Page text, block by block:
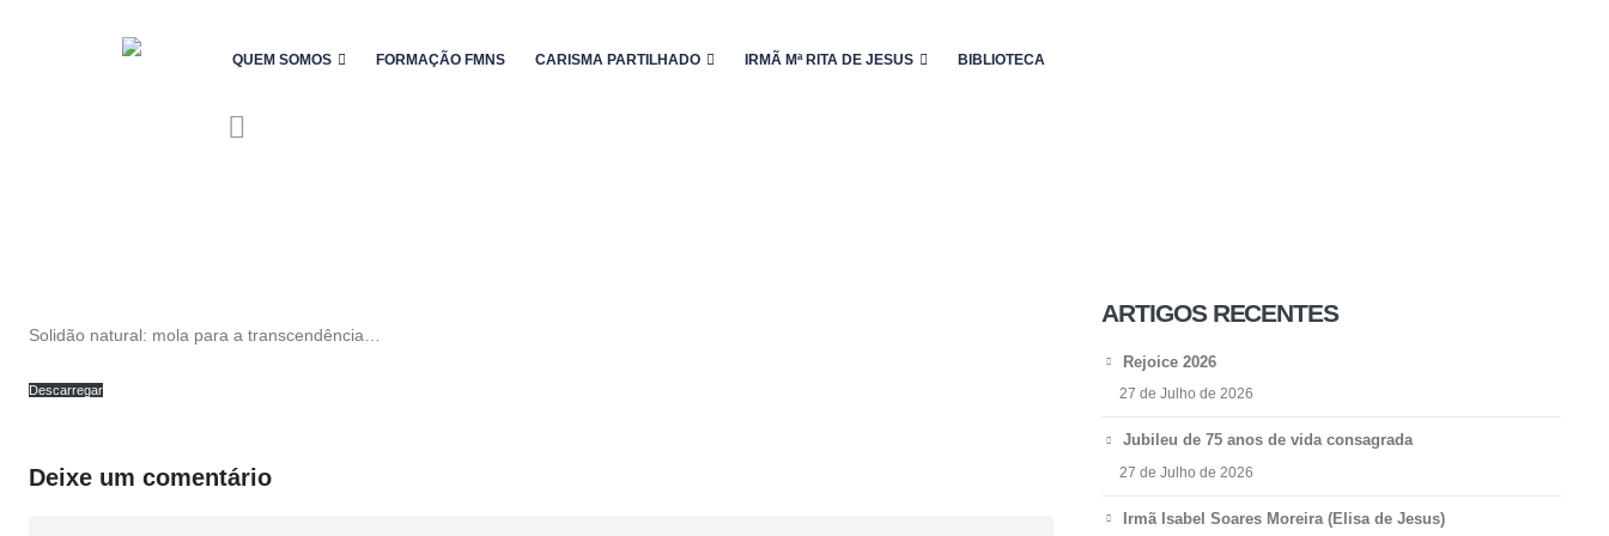
QUEM SOMOS FORMAÇÃO FMNS CARISMA PARTILHADO IRMÃ Mª RITA DE JESUS BIBLIOTECA
Solidão natural: mola para a transcendência…
Descarregar
Deixe um comentário
ARTIGOS RECENTES
Rejoice 2026
27 de Julho de 2026
Jubileu de 75 anos de vida consagrada
27 de Julho de 2026
Irmã Isabel Soares Moreira (Elisa de Jesus)